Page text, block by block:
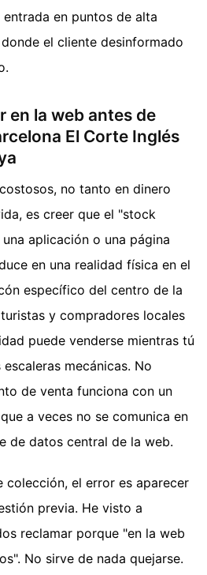
en puntos de alta
el cliente desinformado
en la web antes de
El Corte Inglés
no tanto en dinero
es creer que el "stock
aplicación o una página
en una realidad física en el
específico del centro de la
y compradores locales
puede venderse mientras tú
mecánicas. No
de venta funciona con un
a veces no se comunica en
de datos central de la web.
colección, el error es aparecer
previa. He visto a
reclamar porque "en la web
No sirve de nada quejarse.